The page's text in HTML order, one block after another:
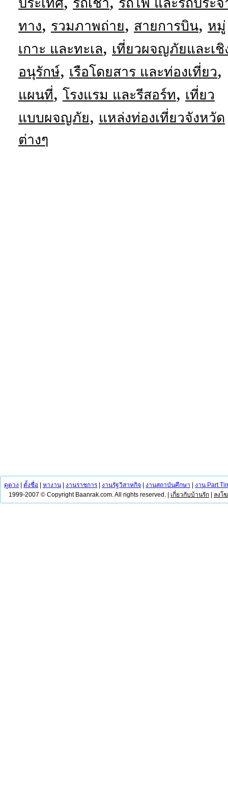
ประเทศ รถเช่า
รถไฟ และรถประจ
ทาง, รวมภาพถ่าย, สายการบิน, หมู่
เกาะ และทะเล, เที่ยวผจญภัยและเชิ
อนุรักษ์, เรือโดยสาร และท่องเที่ยว,
แผนที่, โรงแรม และรีสอร์ท, เที่ยว
แบบผจญภัย, แหล่งท่องเที่ยวจังหวัด
ต่างๆ
ดูดวง ตั้งชื่อ หางาน งานราชการ งานรัฐวิสาหกิจ งานสถาบันศึกษา
งาน Part
1999-2007 © Copyright Baanrak.com. All rights reserved. | เกี่ยวกับบ้านรัก ลงโ